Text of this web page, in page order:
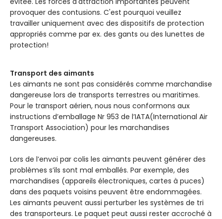
provoquer des contusions. C'est pourquoi veuillez
travailler uniquement avec des dispositifs de protection
appropriés comme par ex. des gants ou des lunettes de
protection!
Transport des aimants
Les aimants ne sont pas considérés comme marchandise
dangereuse lors de transports terrestres ou maritimes.
Pour le transport aérien, nous nous conformons aux
instructions d’emballage Nr 953 de l’IATA(International Air
Transport Association) pour les marchandises
dangereuses.
Lors de l’envoi par colis les aimants peuvent générer des
problèmes s’ils sont mal emballés. Par exemple, des
marchandises (appareils électroniques, cartes à puces)
dans des paquets voisins peuvent être endommagées.
Les aimants peuvent aussi perturber les systèmes de tri
des transporteurs. Le paquet peut aussi rester accroché à